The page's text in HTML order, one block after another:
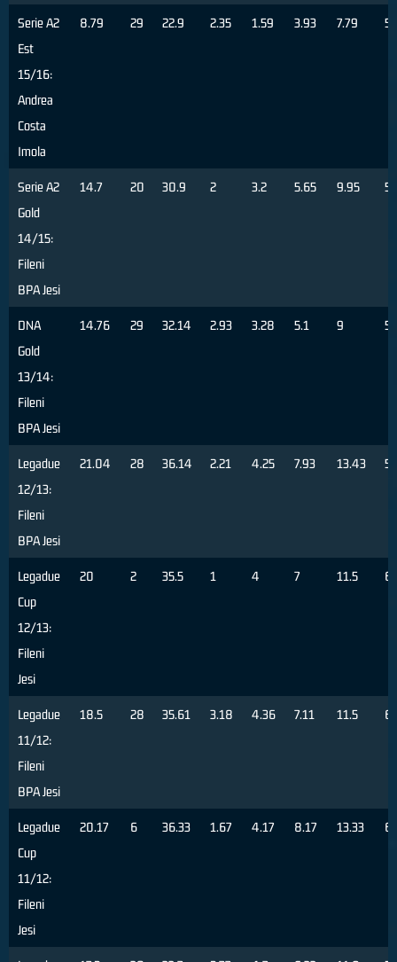
Serie A2
Est
15/16:
Andrea
Costa
Imola
8.79 29 22.9 2.35 1.59 3.93 7.79
Serie A2
Gold
14/15:
Fileni
BPA Jesi
14.7 20 30.9 2 3.2 5.65 9.95 57
DNA
Gold
13/14:
Fileni
BPA Jesi
14.76 29 32.14 2.93 3.28 5.1 9 57
Legadue
12/13:
Fileni
BPA Jesi
21.04 28 36.14 2.21 4.25 7.93 13.43 59
Legadue
Cup
12/13:
Fileni
Jesi
20 2 35.5 1 4 7 11.5 61
Legadue
11/12:
Fileni
BPA Jesi
18.5 28 35.61 3.18 4.36 7.11 11.5 62
Legadue
Cup
11/12:
Fileni
Jesi
20.17 6 36.33 1.67 4.17 8.17 13.33 61